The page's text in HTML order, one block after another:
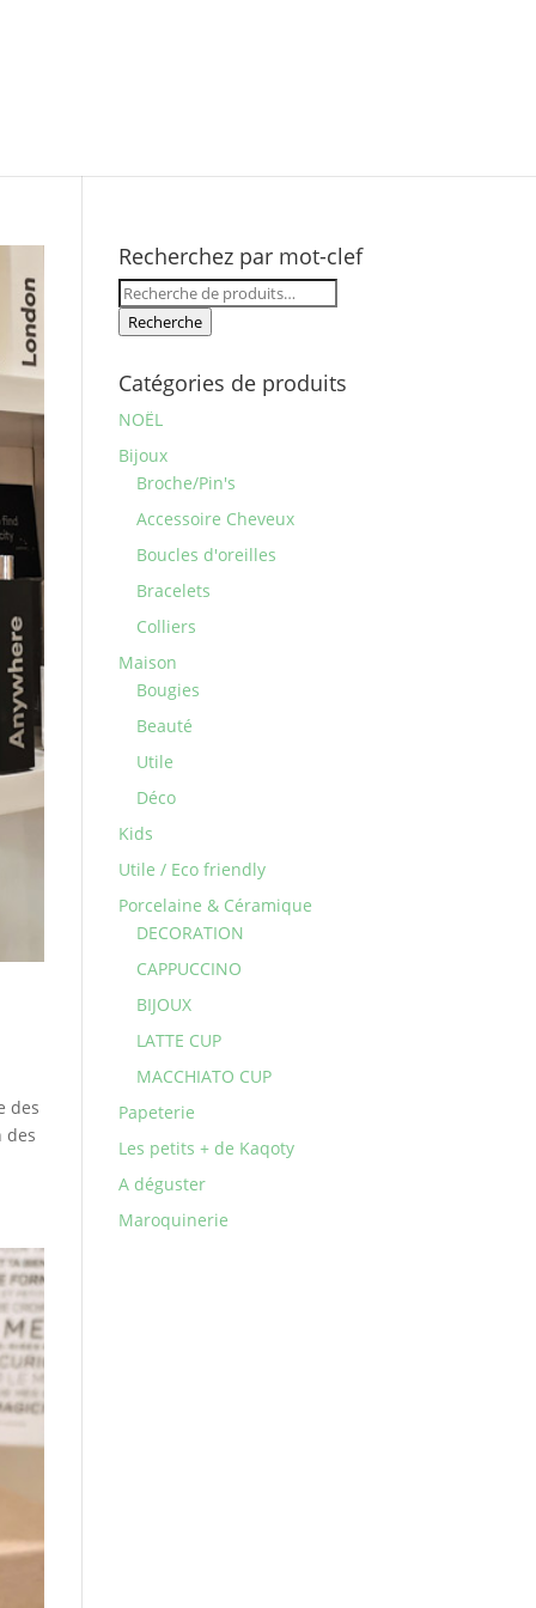
des
des
Recherchez par mot-clef
Recherche
pour :
Recherche
Catégories de produits
NOËL
Bijoux
Broche/Pin's
Accessoire Cheveux
Boucles d'oreilles
Bracelets
Colliers
Maison
Bougies
Beauté
Utile
Déco
Kids
Utile / Eco friendly
Porcelaine & Céramique
DECORATION
CAPPUCCINO
BIJOUX
LATTE CUP
MACCHIATO CUP
Papeterie
Les petits + de Kaqoty
A déguster
Maroquinerie